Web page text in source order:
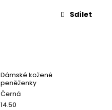
Sdílet
Dámské kožené
peněženky
Černá
14.50